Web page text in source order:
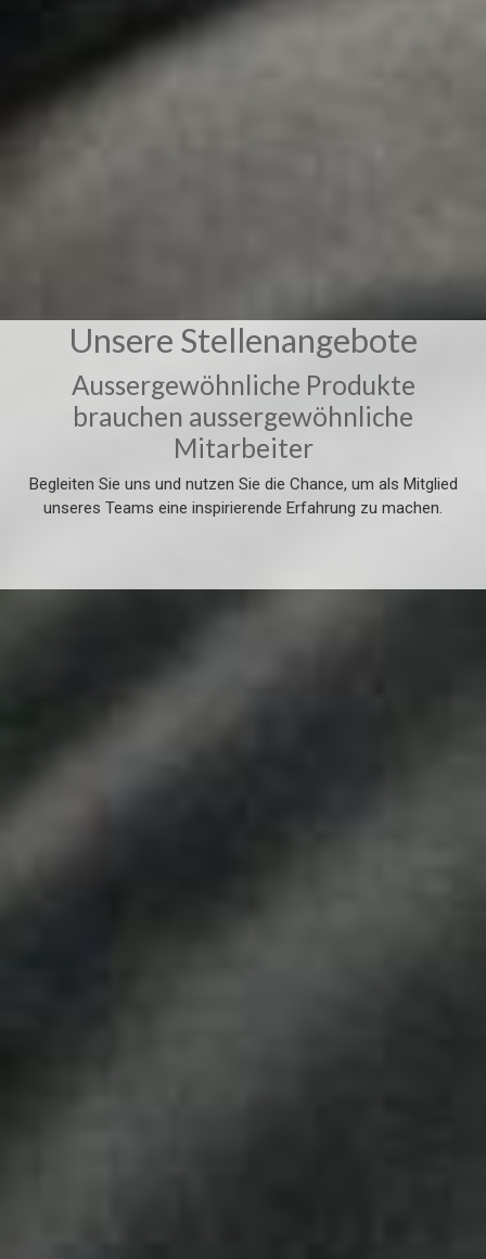
Unsere Stellenangebote
Aussergewöhnliche Produkte
brauchen aussergewöhnliche
Mitarbeiter
Begleiten Sie uns und nutzen Sie die Chance, um als Mitglied
unseres Teams eine inspirierende Erfahrung zu machen.